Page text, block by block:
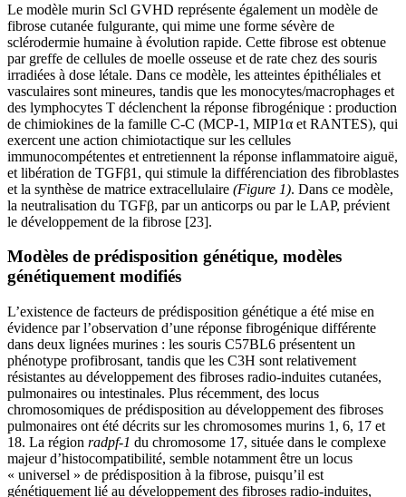
Le modèle murin Scl GVHD représente également un modèle de
fibrose cutanée fulgurante, qui mime une forme sévère de
sclérodermie humaine à évolution rapide. Cette fibrose est obtenue
par greffe de cellules de moelle osseuse et de rate chez des souris
irradiées à dose létale. Dans ce modèle, les atteintes épithéliales et
vasculaires sont mineures, tandis que les monocytes/macrophages et
des lymphocytes T déclenchent la réponse fibrogénique : production
de chimiokines de la famille C-C (MCP-1, MIP1α et RANTES), qui
exercent une action chimiotactique sur les cellules
immunocompétentes et entretiennent la réponse inflammatoire aiguë,
et libération de TGFβ1, qui stimule la différenciation des fibroblastes
et la synthèse de matrice extracellulaire (Figure 1). Dans ce modèle,
la neutralisation du TGFβ, par un anticorps ou par le LAP, prévient
le développement de la fibrose [23].
Modèles de prédisposition génétique, modèles
génétiquement modifiés
L’existence de facteurs de prédisposition génétique a été mise en
évidence par l’observation d’une réponse fibrogénique différente
dans deux lignées murines : les souris C57BL6 présentent un
phénotype profibrosant, tandis que les C3H sont relativement
résistantes au développement des fibroses radio-induites cutanées,
pulmonaires ou intestinales. Plus récemment, des locus
chromosomiques de prédisposition au développement des fibroses
pulmonaires ont été décrits sur les chromosomes murins 1, 6, 17 et
18. La région radpf-1 du chromosome 17, située dans le complexe
majeur d’histocompatibilité, semble notamment être un locus
« universel » de prédisposition à la fibrose, puisqu’il est
génétiquement lié au développement des fibroses radio-induites,